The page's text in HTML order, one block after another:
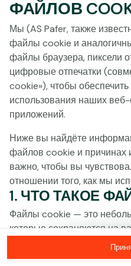
Нажми в
MEGA
MAJOR
ФАЙЛОВ
Мы (AS Pafer, также
файлы cookie и
файлы браузера, пиксели
цифровые отпечатки
cookie»), чтобы
использования наших
приложений.
Ниже вы найдёте
файлов cookie и причинах
важно, чтобы вы
отношении того, как мы
1. ЧТО ТАКОЕ
Файлы cookie — это
которые сохраняются на
на компьютере,
при посещении наших